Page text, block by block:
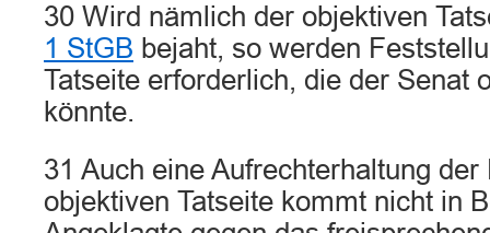
30 Wird nämlich der objektiven
1 StGB bejaht, so werden
Tatseite erforderlich, die der Senat
könnte.
31 Auch eine Aufrechterhaltung
objektiven Tatseite kommt nicht in